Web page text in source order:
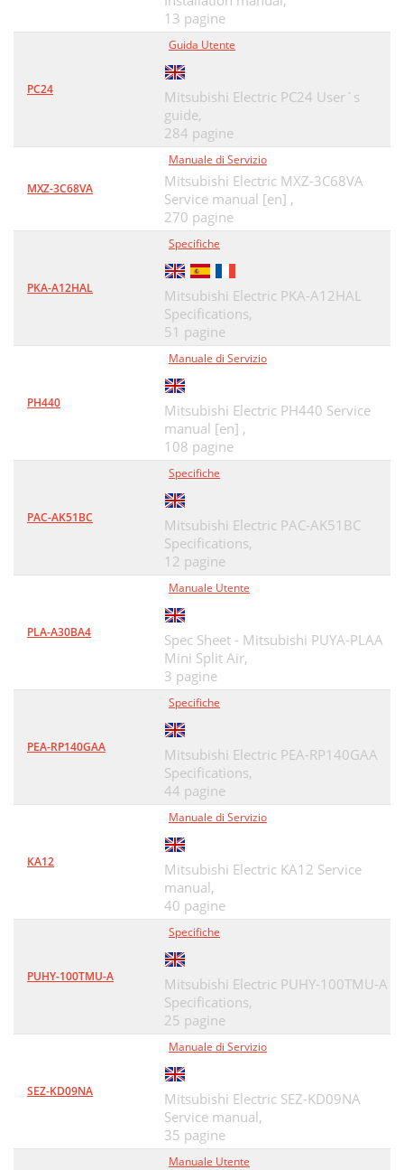
Blank_A4.p65 2/6/09, 4:24 PM1
13 pagine
PC24
Guida Utente
Mitsubishi Electric PC24 User`s
guide,
284 pagine
MXZ-3C68VA
Manuale di Servizio
Mitsubishi Electric MXZ-3C68VA
Service manual [en] ,
270 pagine
PKA-A12HAL
Specifiche
Mitsubishi Electric PKA-A12HAL
Specifications,
51 pagine
PH440
Manuale di Servizio
Mitsubishi Electric PH440 Service
manual [en] ,
108 pagine
PAC-AK51BC
Specifiche
Mitsubishi Electric PAC-AK51BC
Specifications,
12 pagine
PLA-A30BA4
Manuale Utente
Spec Sheet - Mitsubishi PUYA-PLAA
Mini Split Air,
3 pagine
PEA-RP140GAA
Specifiche
Mitsubishi Electric PEA-RP140GAA
Specifications,
44 pagine
KA12
Manuale di Servizio
Mitsubishi Electric KA12 Service
manual,
40 pagine
PUHY-100TMU-A
Specifiche
Mitsubishi Electric PUHY-100TMU-A
Specifications,
25 pagine
SEZ-KD09NA
Manuale di Servizio
Mitsubishi Electric SEZ-KD09NA
Service manual,
35 pagine
Manuale Utente